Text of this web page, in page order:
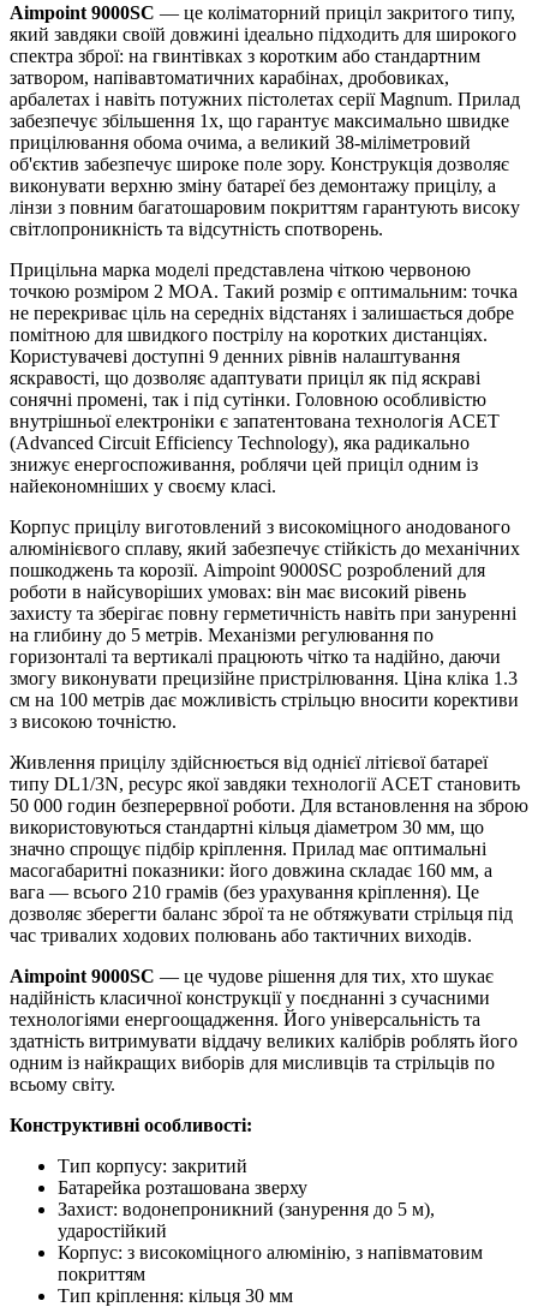
Aimpoint 9000SC — це коліматорний приціл закритого типу,
який завдяки своїй довжині ідеально підходить для широкого
спектра зброї: на гвинтівках з коротким або стандартним
затвором, напівавтоматичних карабінах, дробовиках,
арбалетах і навіть потужних пістолетах серії Magnum. Прилад
забезпечує збільшення 1x, що гарантує максимально швидке
прицілювання обома очима, а великий 38-міліметровий
об'єктив забезпечує широке поле зору. Конструкція дозволяє
виконувати верхню зміну батареї без демонтажу прицілу, а
лінзи з повним багатошаровим покриттям гарантують високу
світлопроникність та відсутність спотворень.
Прицільна марка моделі представлена чіткою червоною
точкою розміром 2 MOA. Такий розмір є оптимальним: точка
не перекриває ціль на середніх відстанях і залишається добре
помітною для швидкого пострілу на коротких дистанціях.
Користувачеві доступні 9 денних рівнів налаштування
яскравості, що дозволяє адаптувати приціл як під яскраві
сонячні промені, так і під сутінки. Головною особливістю
внутрішньої електроніки є запатентована технологія ACET
(Advanced Circuit Efficiency Technology), яка радикально
знижує енергоспоживання, роблячи цей приціл одним із
найекономніших у своєму класі.
Корпус прицілу виготовлений з високоміцного анодованого
алюмінієвого сплаву, який забезпечує стійкість до механічних
пошкоджень та корозії. Aimpoint 9000SC розроблений для
роботи в найсуворіших умовах: він має високий рівень
захисту та зберігає повну герметичність навіть при зануренні
на глибину до 5 метрів. Механізми регулювання по
горизонталі та вертикалі працюють чітко та надійно, даючи
змогу виконувати прецизійне пристрілювання. Ціна кліка 1.3
см на 100 метрів дає можливість стрільцю вносити корективи
з високою точністю.
Живлення прицілу здійснюється від однієї літієвої батареї
типу DL1/3N, ресурс якої завдяки технології ACET становить
50 000 годин безперервної роботи. Для встановлення на зброю
використовуються стандартні кільця діаметром 30 мм, що
значно спрощує підбір кріплення. Прилад має оптимальні
масогабаритні показники: його довжина складає 160 мм, а
вага — всього 210 грамів (без урахування кріплення). Це
дозволяє зберегти баланс зброї та не обтяжувати стрільця під
час тривалих ходових полювань або тактичних виходів.
Aimpoint 9000SC — це чудове рішення для тих, хто шукає
надійність класичної конструкції у поєднанні з сучасними
технологіями енергоощадження. Його універсальність та
здатність витримувати віддачу великих калібрів роблять його
одним із найкращих виборів для мисливців та стрільців по
всьому світу.
Конструктивні особливості:
Тип корпусу: закритий
Батарейка розташована зверху
Захист: водонепроникний (занурення до 5 м),
ударостійкий
Корпус: з високоміцного алюмінію, з напівматовим
покриттям
Тип кріплення: кільця 30 мм